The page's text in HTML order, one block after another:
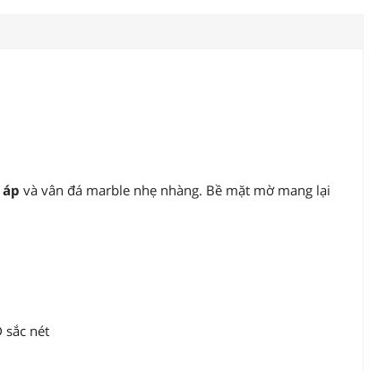
và vân đá marble nhẹ nhàng. Bề mặt mờ mang lại
sắc nét